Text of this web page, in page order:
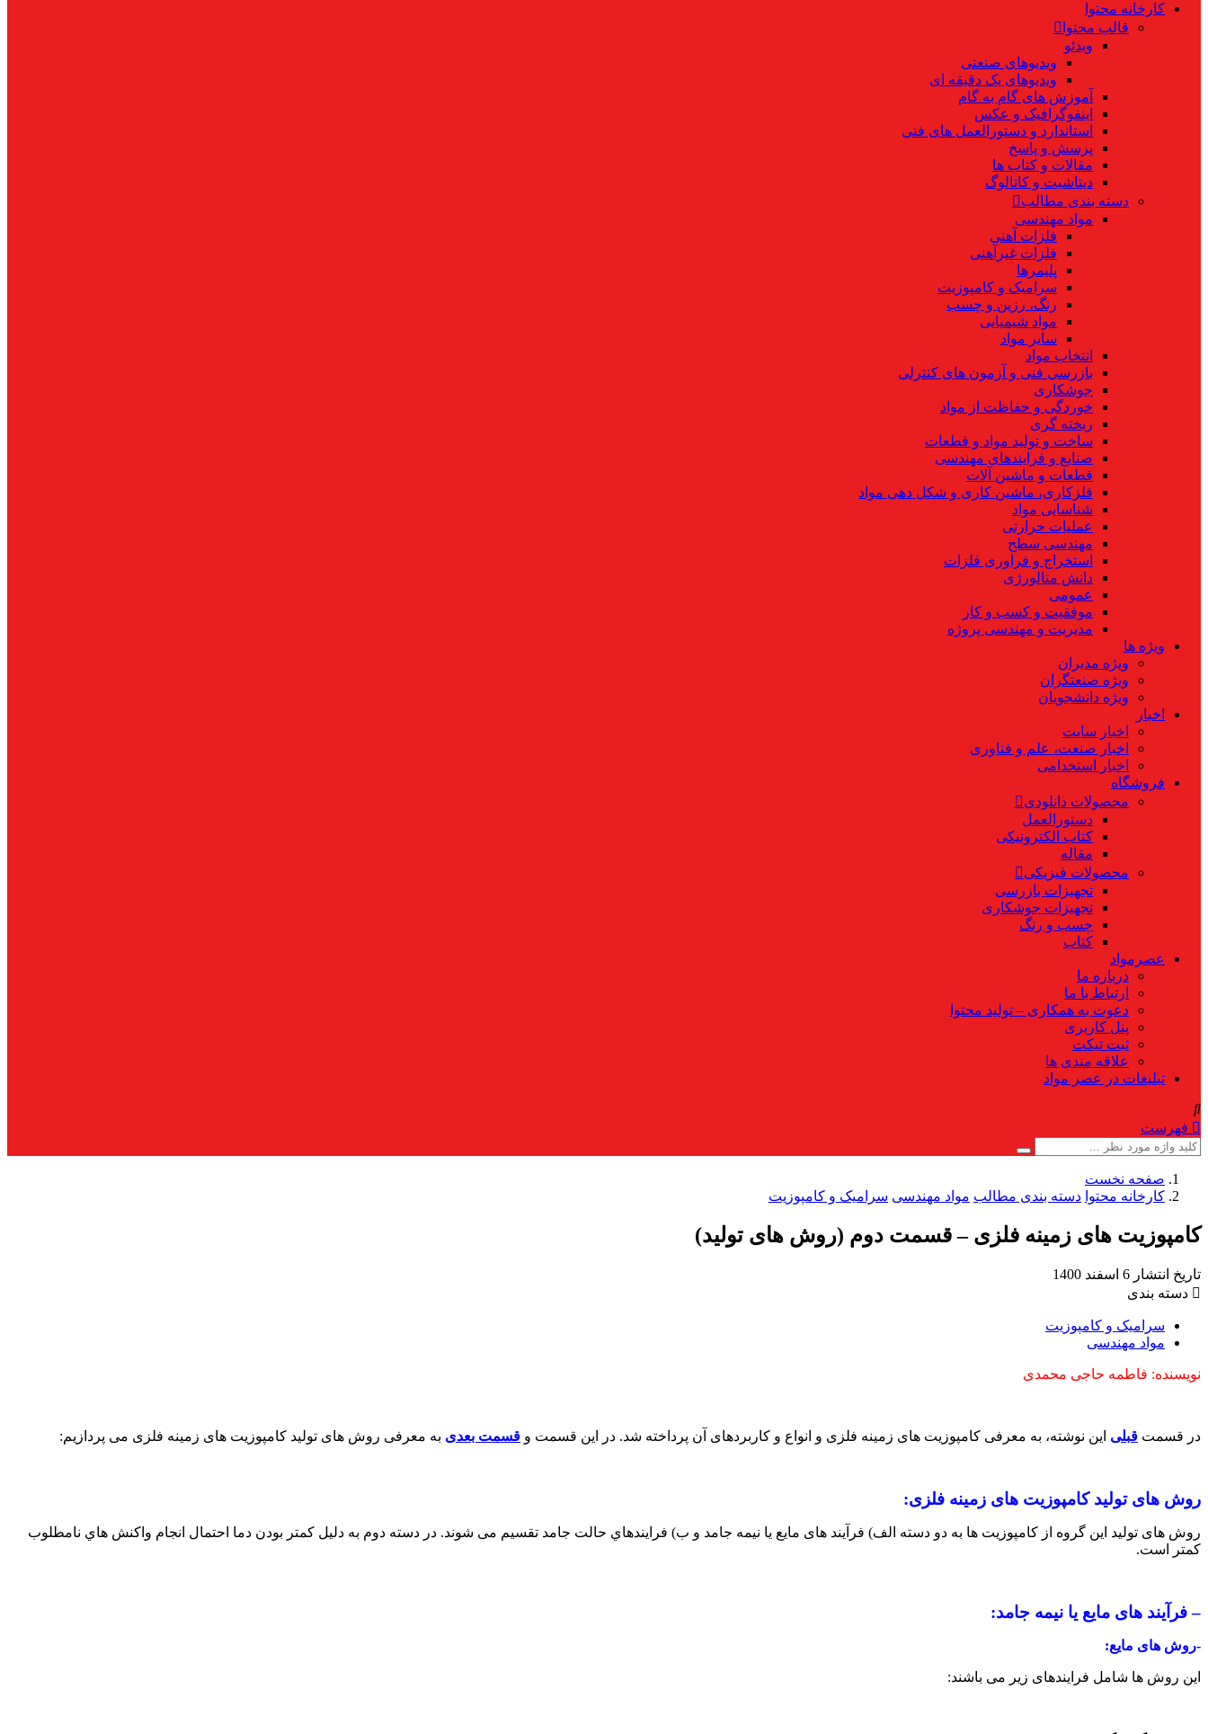
کارخانه محتوا
قالب محتوا
ویدئو
ویدیوهای صنعتی
ویدیوهای یک دقیقه ای
آموزش های گام به گام
اینفوگرافیک و عکس
استاندارد و دستورالعمل های فنی
پرسش و پاسخ
مقالات و کتاب ها
دیتاشیت و کاتالوگ
دسته بندی مطالب
مواد مهندسی
فلزات آهنی
فلزات غیرآهنی
پلیمرها
سرامیک و کامپوزیت
رنگ، رزین و چسب
مواد شیمیایی
سایر مواد
انتخاب مواد
بازرسی فنی و آزمون های کنترلی
جوشکاری
خوردگی و حفاظت از مواد
ریخته گری
ساخت و تولید مواد و قطعات
صنایع و فرایندهای مهندسی
قطعات و ماشین آلات
فلزکاری، ماشین کاری و شکل دهی مواد
شناسایی مواد
عملیات حرارتی
مهندسی سطح
استخراج و فراوری فلزات
دانش متالورژی
عمومی
موفقیت و کسب و کار
مدیریت و مهندسی پروژه
ویژه ها
ویژه مدیران
ویژه صنعتگران
ویژه دانشجویان
اخبار
اخبار سایت
اخبار صنعت، علم و فناوری
اخبار استخدامی
فروشگاه
محصولات دانلودی
دستورالعمل
کتاب الکترونیکی
مقاله
محصولات فیزیکی
تجهیزات بازرسی
تجهیزات جوشکاری
چسب و رنگ
کتاب
عصرمواد
درباره ما
ارتباط با ما
دعوت به همکاری – تولید محتوا
پنل کاربری
ثبت تیکت
علاقه مندی ها
تبلیغات در عصر مواد
فهرست
صفحه نخست
کارخانه محتوا دسته بندی مطالب مواد مهندسی سرامیک و کامپوزیت
کامپوزیت های زمینه فلزی – قسمت دوم (روش های تولید)
تاریخ انتشار 6 اسفند 1400
دسته بندی
سرامیک و کامپوزیت
مواد مهندسی
نویسنده: فاطمه حاجی محمدی
در قسمت قبلی این نوشته، به معرفی کامپوزیت های زمینه فلزی و انواع و کاربردهای آن پرداخته شد. در این قسمت و قسمت بعدی به معرفی روش های تولید کامپوزیت های زمینه فلزی می پردازیم:
روش های تولید کامپوزیت های زمینه فلزی:
روش های تولید این گروه از کامپوزیت ها به دو دسته الف) فرآیند های مایع یا نیمه جامد و ب) فرایندهاي حالت جامد تقسیم می شوند. در دسته دوم به دلیل کمتر بودن دما احتمال انجام واکنش هاي نامطلوب
کمتر است.
– فرآیند های مایع یا نیمه جامد:
-روش های مایع:
این روش ها شامل فرایندهای زیر می باشند: